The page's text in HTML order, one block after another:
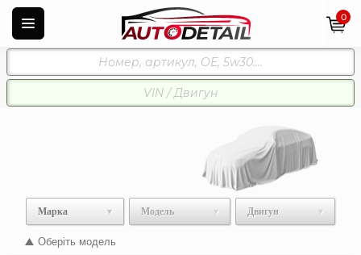
0
Марка Модель Двигун
Оберіть модель